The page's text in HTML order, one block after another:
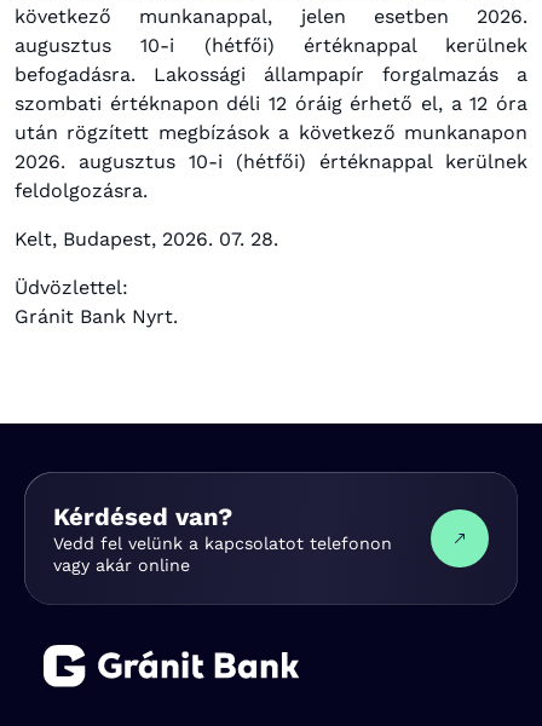
következő munkanappal, jelen esetben 2026.
augusztus 10-i (hétfői) értéknappal kerülnek
befogadásra. Lakossági állampapír forgalmazás a
szombati értéknapon déli 12 óráig érhető el, a 12 óra
után rögzített megbízások a következő munkanapon
2026. augusztus 10-i (hétfői) értéknappal kerülnek
feldolgozásra.
Kelt, Budapest, 2026. 07. 28.
Üdvözlettel:
Gránit Bank Nyrt.
Kérdésed van?
Vedd fel velünk a kapcsolatot telefonon
vagy akár online